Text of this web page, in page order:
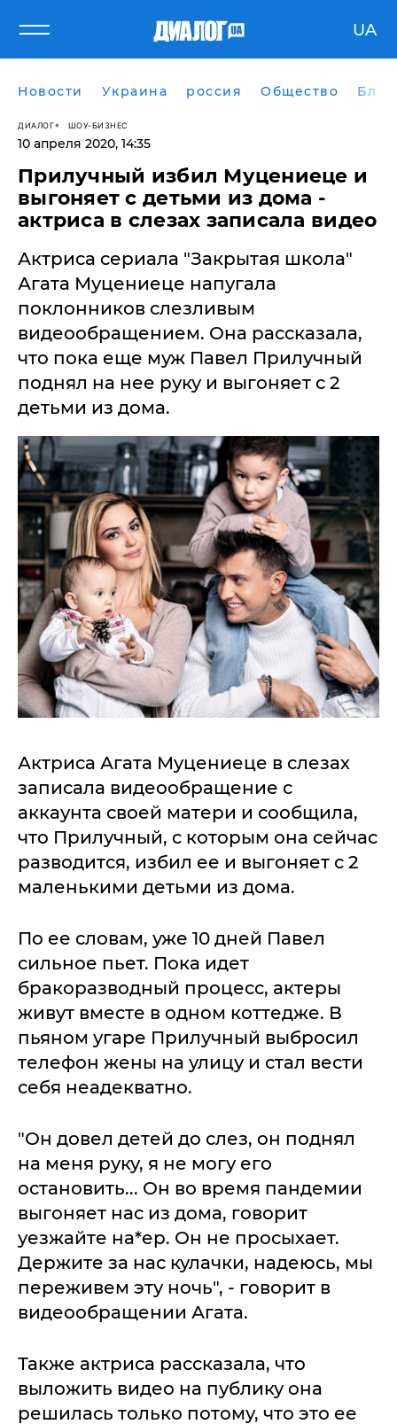
UA
Новости Украина россия Общество
ДИАЛОГ ШОУ-БИЗНЕС
10 апреля 2020, 14:35
Прилучный избил Муцениеце и
выгоняет с детьми из дома -
актриса в слезах записала видео
Актриса сериала "Закрытая школа"
Агата Муцениеце напугала
поклонников слезливым
видеообращением. Она рассказала,
что пока еще муж Павел Прилучный
поднял на нее руку и выгоняет с 2
детьми из дома.
Актриса Агата Муцениеце в слезах
записала видеообращение с
аккаунта своей матери и сообщила,
что Прилучный, с которым она сейчас
разводится, избил ее и выгоняет с 2
маленькими детьми из дома.
По ее словам, уже 10 дней Павел
сильное пьет. Пока идет
бракоразводный процесс, актеры
живут вместе в одном коттедже. В
пьяном угаре Прилучный выбросил
телефон жены на улицу и стал вести
себя неадекватно.
"Он довел детей до слез, он поднял
на меня руку, я не могу его
остановить... Он во время пандемии
выгоняет нас из дома, говорит
уезжайте на*ер. Он не просыхает.
Держите за нас кулачки, надеюсь, мы
переживем эту ночь", - говорит в
видеообращении Агата.
Также актриса рассказала, что
выложить видео на публику она
решилась только потому, что это ее